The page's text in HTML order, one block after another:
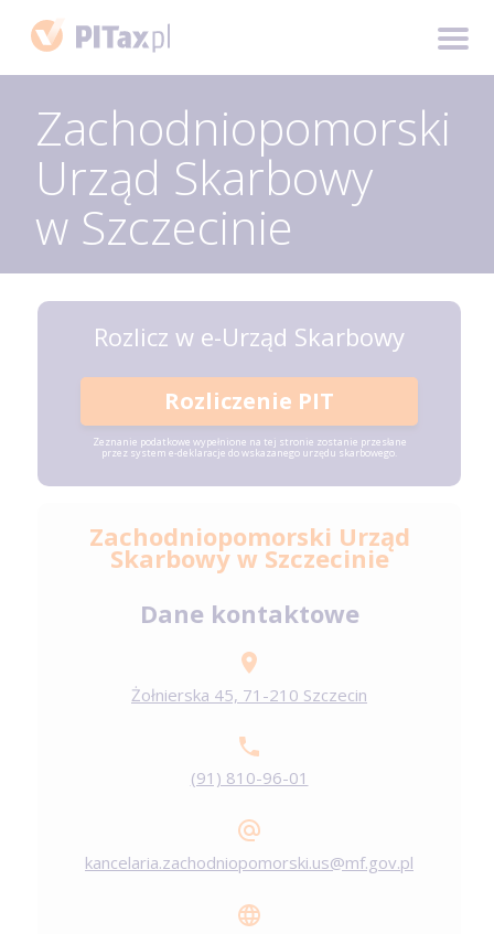
Zachodniopomorski
Urząd Skarbowy
w Szczecinie
Rozlicz w e-Urząd Skarbowy
Rozliczenie PIT
Zeznanie podatkowe wypełnione na tej stronie zostanie przesłane
przez system e-deklaracje do wskazanego urzędu skarbowego.
Zachodniopomorski Urząd
Skarbowy w Szczecinie
Dane kontaktowe
Żołnierska 45, 71-210 Szczecin
(91) 810-96-01
kancelaria.zachodniopomorski.us@mf.gov.pl